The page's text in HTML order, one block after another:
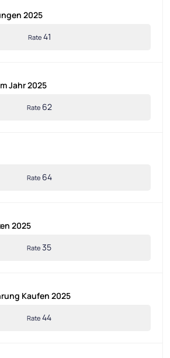
2025
Rate41
Jahr 2025
Rate62
Rate64
2025
Rate 35
Kaufen 2025
Rate 44